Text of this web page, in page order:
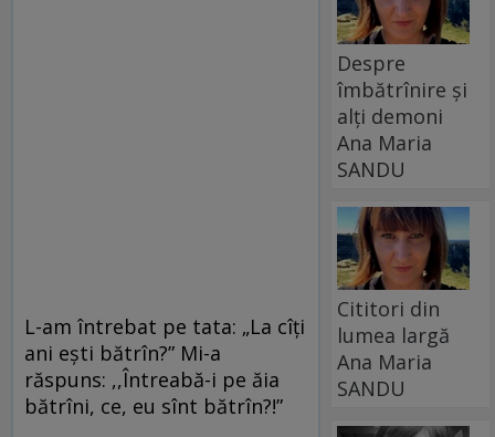
L-am întrebat pe tata: „La cîți
ani ești bătrîn?” Mi-a
răspuns: ,,Întreabă-i pe ăia
bătrîni, ce, eu sînt bătrîn?!”
Despre
îmbătrînire și
alți demoni
Ana Maria
SANDU
Cititori din
lumea largă
Ana Maria
SANDU